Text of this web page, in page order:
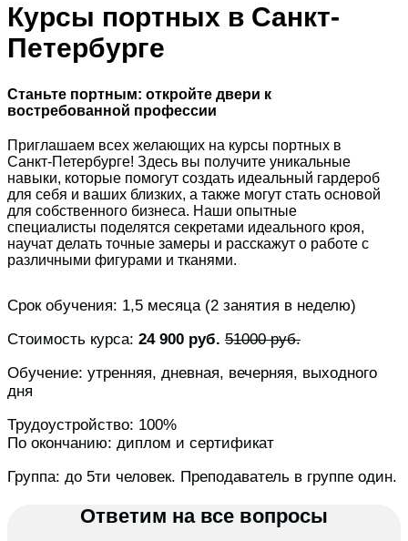
Курсы портных в Санкт-
Петербурге
Станьте портным: откройте двери к
востребованной профессии
Приглашаем всех желающих на курсы портных в
Санкт-Петербурге! Здесь вы получите уникальные
навыки, которые помогут создать идеальный гардероб
для себя и ваших близких, а также могут стать основой
для собственного бизнеса. Наши опытные
специалисты поделятся секретами идеального кроя,
научат делать точные замеры и расскажут о работе с
различными фигурами и тканями.
Срок обучения: 1,5 месяца (2 занятия в неделю)
Стоимость курса: 24 900 руб. 51000 руб.
Обучение: утренняя, дневная, вечерняя, выходного
дня
Трудоустройство: 100%
По окончанию: диплом и сертификат
Группа: до 5ти человек. Преподаватель в группе один.
Ответим на все вопросы